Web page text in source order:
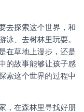
探索这个世界，和
泳、去树林里玩耍。
在草地上漫步，还是
的故事能够让孩子感
索这个世界的过程中
在森林里寻找好朋